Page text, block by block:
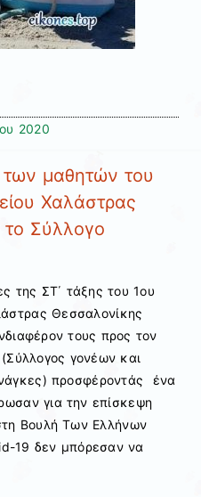
2020
των μαθητών του
Χαλάστρας
Σύλλογο
της ΣΤ΄ τάξης του 1ου
Θεσσαλονίκης
τους προς τον
γονέων και
προσφέροντάς ένα
για την επίσκεψη
Βουλή Των Ελλήνων
19 δεν μπόρεσαν να